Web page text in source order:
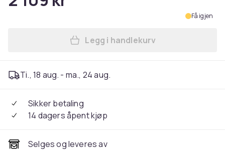
Få igjen
Legg Spisestol, 58x48x99
Legg i handlekurv
Ti., 18 aug. - ma., 24 aug.
Sikker betaling
14 dagers åpent kjøp
Selges og leveres av